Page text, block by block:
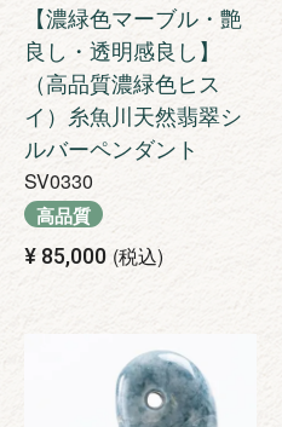
【濃緑色マーブル・艶
良し・透明感良し】
（高品質濃緑色ヒス
イ）糸魚川天然翡翠シ
ルバーペンダント
SV0330
高品質
¥ 85,000 税込